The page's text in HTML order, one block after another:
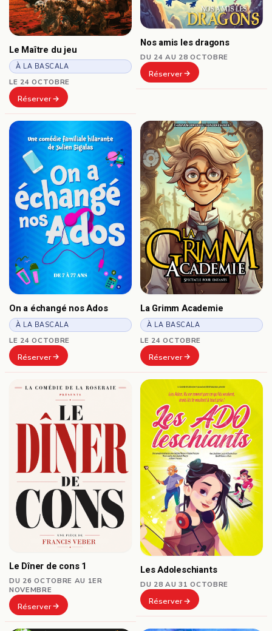
Le Maître du jeu
À LA BASCALA
LE 24 OCTOBRE
Réserver
Nos amis les dragons
DU 24 AU 28 OCTOBRE
Réserver
On a échangé nos Ados
À LA BASCALA
LE 24 OCTOBRE
Réserver
La Grimm Academie
À LA BASCALA
LE 24 OCTOBRE
Réserver
Le Dîner de cons 1
DU 26 OCTOBRE AU 1ER
NOVEMBRE
Réserver
Les Adoleschiants
DU 28 AU 31 OCTOBRE
Réserver